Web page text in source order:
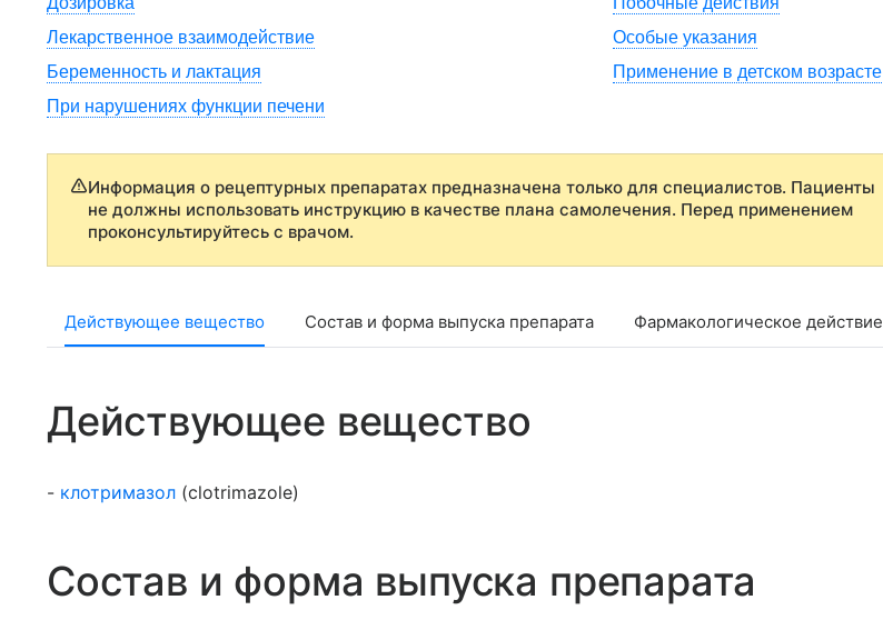
Лекарственное взаимодействие
Особые указания
Беременность и лактация
Применение в детском возрасте
При нарушениях функции печени
Информация о рецептурных препаратах предназначена только для специалистов. Пациенты
не должны использовать инструкцию в качестве плана самолечения. Перед применением
проконсультируйтесь с врачом.
Действующее вещество Состав и форма выпуска препарата Фармакологическое действие
Действующее вещество
- клотримазол (clotrimazole)
Состав и форма выпуска препарата